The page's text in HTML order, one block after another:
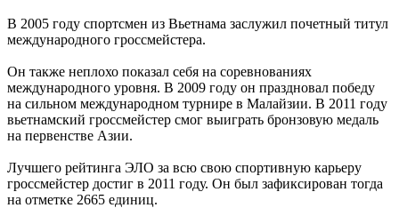
В 2005 году спортсмен из Вьетнама заслужил почетный титул
международного гроссмейстера.
Он также неплохо показал себя на соревнованиях
международного уровня. В 2009 году он праздновал победу
на сильном международном турнире в Малайзии. В 2011 году
вьетнамский гроссмейстер смог выиграть бронзовую медаль
на первенстве Азии.
Лучшего рейтинга ЭЛО за всю свою спортивную карьеру
гроссмейстер достиг в 2011 году. Он был зафиксирован тогда
на отметке 2665 единиц.